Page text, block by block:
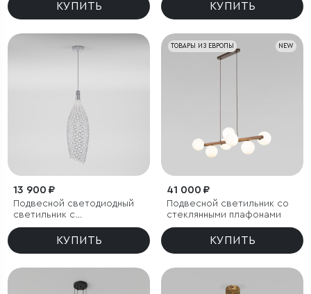
КУПИТЬ КУПИТЬ
13 900 ₽
Подвесной светодиодный
светильник с
металлическим плафоном
КУПИТЬ
NEW
ТОВАРЫ ИЗ ЕВРОПЫ
41 000 ₽
Подвесной светильник со
стеклянными плафонами
КУПИТЬ